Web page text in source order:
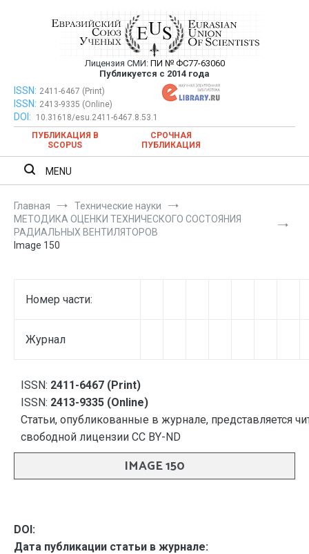
Евразийский Союз Ученых —
публикация научных статей в
ежемесячном научном журнале
Лицензия СМИ: ПИ № ФС77-63060
Публикуется с 2014 года
Евразийский Союз Ученых — публикация научных статей в
ежемесячном научном журнале
ISSN: 2411-6467 (Print)
ISSN: 2413-9335 (Online)
DOI:
10.31618/esu.2411-6467.8.53.1
ПУБЛИКАЦИЯ В
SCOPUS
СРОЧНАЯ
ПУБЛИКАЦИЯ
MENU
Главная
Технические науки
МЕТОДИКА ОЦЕНКИ ТЕХНИЧЕСКОГО СОСТОЯНИЯ
РАДИАЛЬНЫХ ВЕНТИЛЯТОРОВ
Image 150
Номер части:
Журнал
ISSN: 2411-6467 (Print)
ISSN: 2413-9335 (Online)
Статьи, опубликованные в журнале, представляется
свободной лицензии CC BY-ND
IMAGE 150
DOI:
Дата публикации статьи в журнале: